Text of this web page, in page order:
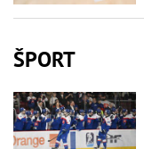
ŠPORT